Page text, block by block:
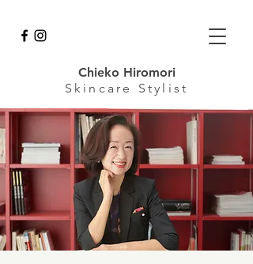
Chieko Hiromori
Skincare Stylist